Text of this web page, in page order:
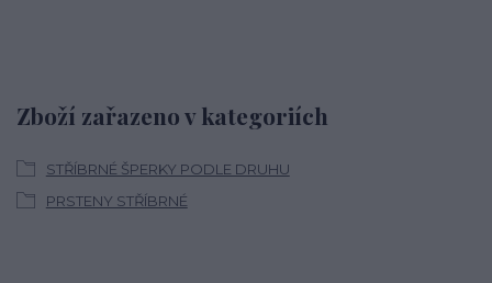
Zboží zařazeno v kategoriích
STŘÍBRNÉ ŠPERKY PODLE DRUHU
PRSTENY STŘÍBRNÉ